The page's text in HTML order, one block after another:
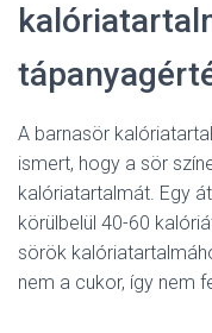
A barnasör
ismert, hogy a sör
kalóriatartalmát. Egy
körülbelül 40-60
sörök
nem a cukor, így nem